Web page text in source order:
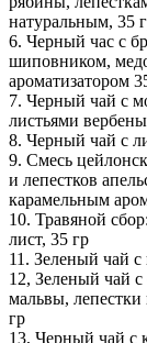
натуральным, 35
6. Черный час с
шиповником,
ароматизатором
7. Черный чай с
листьями
8. Черный чай с
9. Смесь
и лепестков
карамельным
10. Травяной
лист, 35 гр
11. Зеленый чай
12, Зеленый чай
мальвы, лепестки
гр
13, Черный чай с